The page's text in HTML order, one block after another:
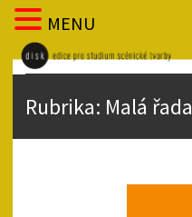
Rubrika: Malá řada
MENU